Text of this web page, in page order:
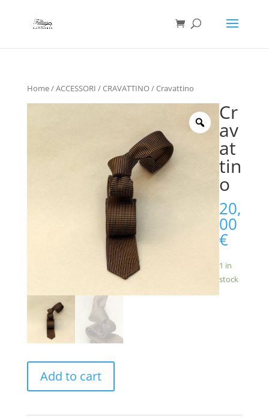
Home/ACCESSORI /CRAVATTINO/ Cravattino
Cr
av
at
tin
o
20,
00
€
1 in
stock
Add to cart